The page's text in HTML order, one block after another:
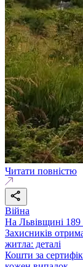
Читати повністю
Війна
На Львівщині 189
Захисників
житла: деталі
Кошти за